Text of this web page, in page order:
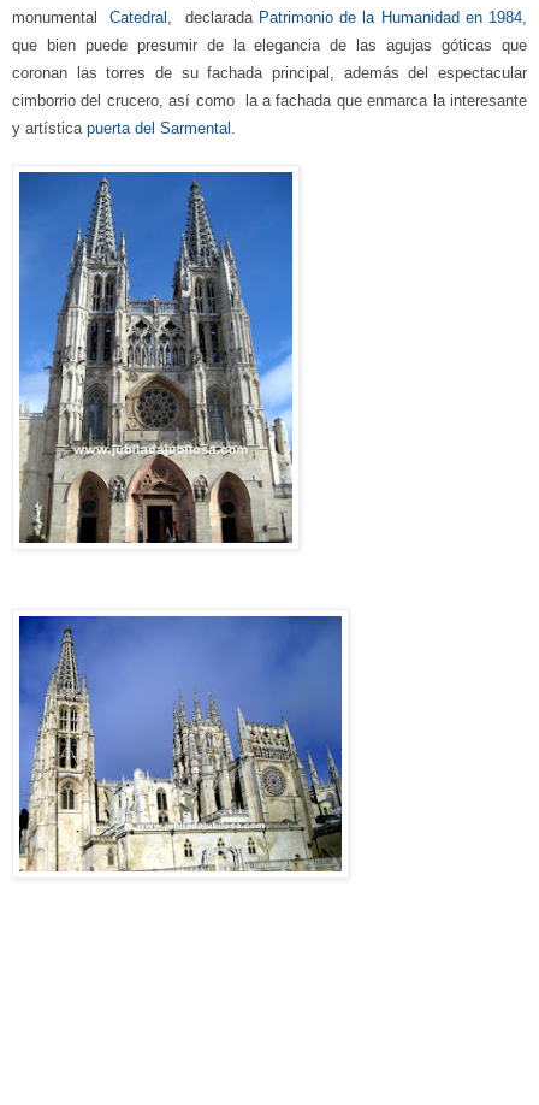
monumental
Catedral declarada Patrimonio de la Humanidad en 1984,
que bien puede presumir de la elegancia de las agujas góticas que
coronan las torres de su fachada principal, además del espectacular
cimborrio del crucero, así como
la a fachada queenmarca la interesante
y artística puerta del Sarmental.